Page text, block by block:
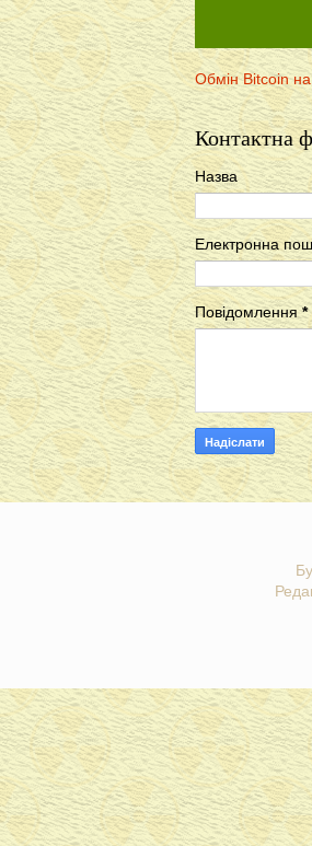
Обмін Bitcoin
Контактна
Назва
Електронна
Повідомлення*